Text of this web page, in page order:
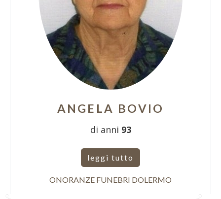
ANGELA BOVIO
di anni 93
leggi tutto
ONORANZE FUNEBRI DOLERMO